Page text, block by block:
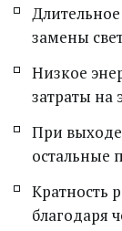
замены
Низкое
затраты на
При выходе
остальные
Кратность
благодаря